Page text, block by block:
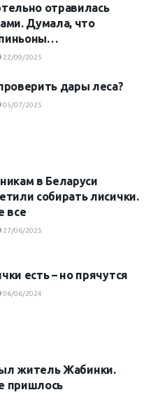
отравилась
Думала, что
22/09/2025
дары леса?
05/07/2025
в Беларуси
собирать лисички.
все
27/06/2025
есть – но прячутся
06/06/2024
житель Жабинки.
пришлось